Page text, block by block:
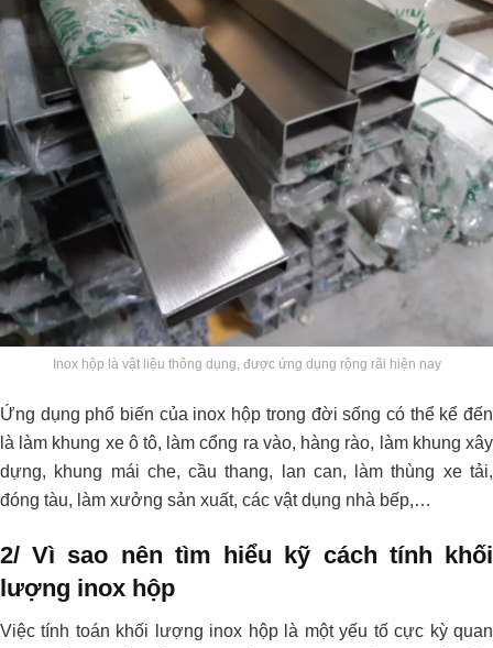
Inox hộp là vật liệu thông dụng, được ứng dụng rộng rãi hiện nay
Ứng dụng phổ biến của inox hộp trong đời sống có thể kể đến
là làm khung xe ô tô, làm cổng ra vào, hàng rào, làm khung xây
dựng, khung mái che, cầu thang, lan can, làm thùng xe tải,
đóng tàu, làm xưởng sản xuất, các vật dụng nhà bếp,…
2/ Vì sao nên tìm hiểu kỹ cách tính khối
lượng inox hộp
Việc tính toán khối lượng inox hộp là một yếu tố cực kỳ quan